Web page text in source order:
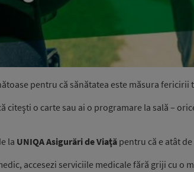
pentru că sănătatea este măsura fericirii
citeşti o carte sau ai o programare la sală –
la UNIQA Asigurări de Viaţă pentru că e atât de
accesezi serviciile medicale fără griji cu o